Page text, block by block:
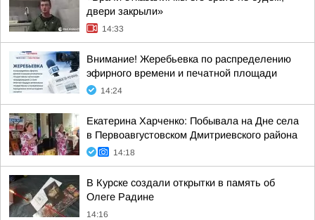
двери закрыли»
14:33
Внимание! Жеребьевка по распределению
эфирного времени и печатной площади
14:24
Екатерина Харченко: Побывала на Дне села
в Первоавгустовском Дмитриевского района
14:18
В Курске создали открытки в память об
Олеге Радине
14:16